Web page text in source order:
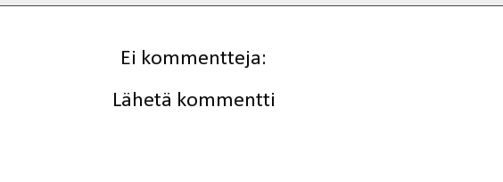
Ei kommentteja:
Lähetä kommentti